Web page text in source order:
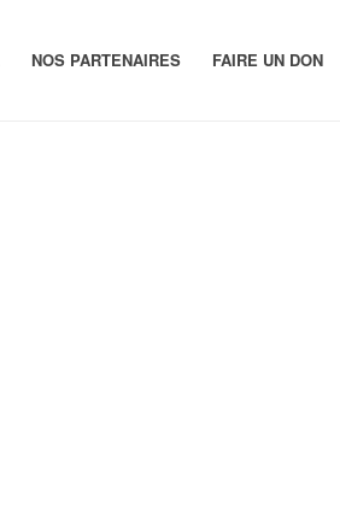
NOS PARTENAIRES FAIRE UN DON